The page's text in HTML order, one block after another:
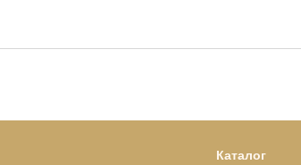
Каталог